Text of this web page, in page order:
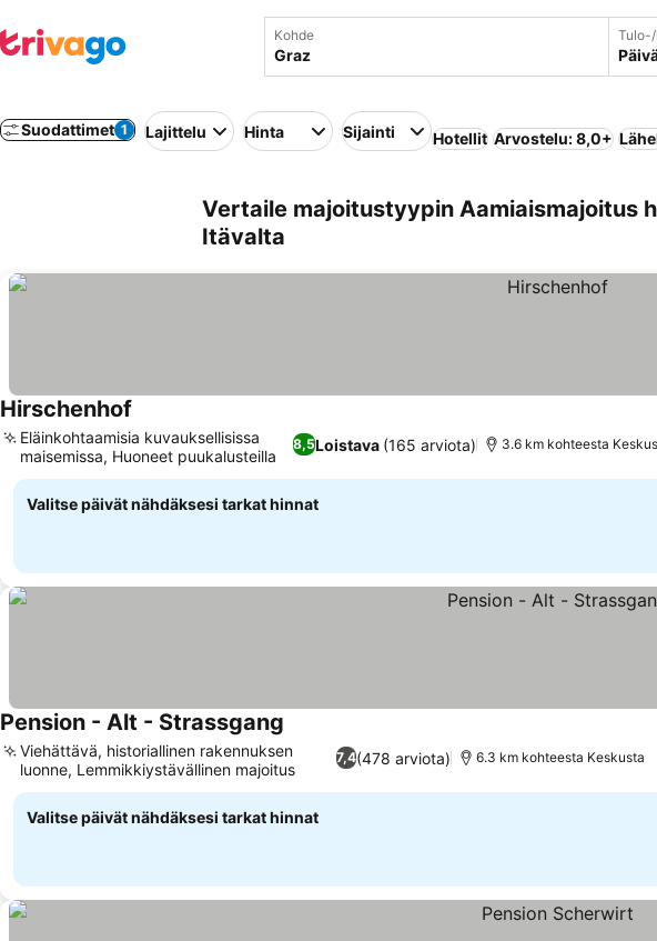
Kohde
Suodattimet 1 Lajittelu Hinta Sijainti Hotellit Arvostelu: 8,0+
Vertaile majoitustyypin Aamiaismajoitus
Itävalta
Hirschenhof
8,5Loistava (165 arviota)
Eläinkohtaamisia kuvauksellisissa
maisemissa, Huoneet puukalusteilla
3.6 km kohteesta
Valitse päivät nähdäksesi tarkat hinnat
Pension - Alt - Strassgang
7,4(478 arviota)
Viehättävä, historiallinen rakennuksen
luonne, Lemmikkiystävällinen majoitus
6.3 km kohteesta Keskusta
Valitse päivät nähdäksesi tarkat hinnat